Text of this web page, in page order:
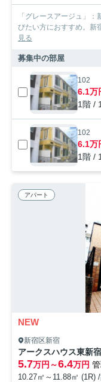
「グレースアージュ」
びたい方におすすめ。新
見る
募集中の部屋
102
6.1万
1階 /
102
6.1万
1階 /
アパート
NEW
新宿区新宿
アークスハウス東新宿
5.7万円～6.4万円
10.27㎡～11.88㎡ (1R)